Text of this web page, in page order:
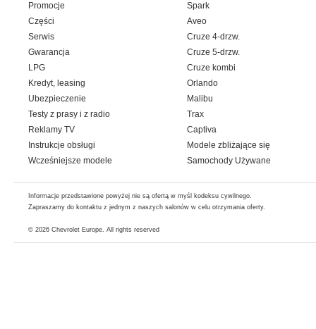
Promocje
Części
Serwis
Gwarancja
LPG
Kredyt, leasing
Ubezpieczenie
Testy z prasy i z radio
Reklamy TV
Instrukcje obsługi
Wcześniejsze modele
Spark
Aveo
Cruze 4-drzw.
Cruze 5-drzw.
Cruze kombi
Orlando
Malibu
Trax
Captiva
Modele zbliżające się
Samochody Używane
Informacje przedstawione powyżej nie są ofertą w myśl kodeksu cywilnego.
Zapraszamy do kontaktu z jednym z naszych salonów w celu otrzymania oferty.
© 2026 Chevrolet Europe. All rights reserved